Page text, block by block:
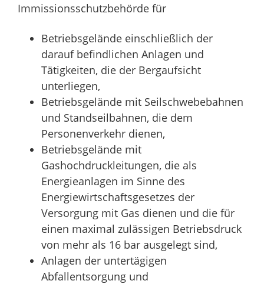
Immissionsschutzbehörde für
Betriebsgelände einschließlich der
darauf befindlichen Anlagen und
Tätigkeiten, die der Bergaufsicht
unterliegen,
Betriebsgelände mit Seilschwebebahnen
und Standseilbahnen, die dem
Personenverkehr dienen,
Betriebsgelände mit
Gashochdruckleitungen, die als
Energieanlagen im Sinne des
Energiewirtschaftsgesetzes der
Versorgung mit Gas dienen und die für
einen maximal zulässigen Betriebsdruck
von mehr als 16 bar ausgelegt sind,
Anlagen der untertägigen
Abfallentsorgung und